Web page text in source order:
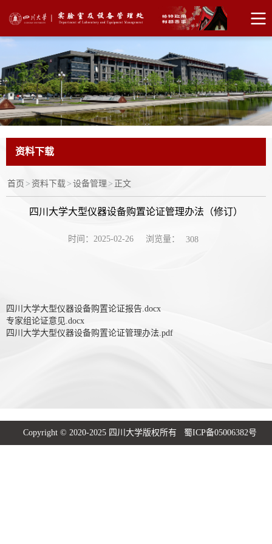
资料下载
首页 > 资料下载> 设备管理 > 正文
四川大学大型仪器设备购置论证管理办法（修订）
时间：2025-02-26 浏览量： 308
四川大学大型仪器设备购置论证报告.docx
专家组论证意见.docx
四川大学大型仪器设备购置论证管理办法.pdf
Copyright © 2020-2025 四川大学版权所有 蜀ICP备05006382号